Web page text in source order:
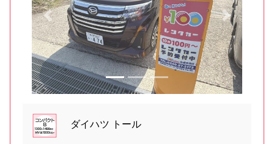
Previous Next
ダイハツ トール